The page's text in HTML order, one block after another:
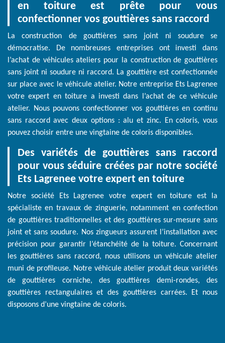
en toiture est prête pour vous
confectionner vos gouttières sans raccord
La construction de gouttières sans joint ni soudure se
démocratise. De nombreuses entreprises ont investi dans
l’achat de véhicules ateliers pour la construction de gouttières
sans joint ni soudure ni raccord. La gouttière est confectionnée
sur place avec le véhicule atelier. Notre entreprise Ets Lagrenee
votre expert en toiture a investi dans l’achat de ce véhicule
atelier. Nous pouvons confectionner vos gouttières en continu
sans raccord avec deux options : alu et zinc. En coloris, vous
pouvez choisir entre une vingtaine de coloris disponibles.
Des variétés de gouttières sans raccord
pour vous séduire créées par notre société
Ets Lagrenee votre expert en toiture
Notre société Ets Lagrenee votre expert en toiture est la
spécialiste en travaux de zinguerie, notamment en confection
de gouttières traditionnelles et des gouttières sur-mesure sans
joint et sans soudure. Nos zingueurs assurent l’installation avec
précision pour garantir l’étanchéité de la toiture. Concernant
les gouttières sans raccord, nous utilisons un véhicule atelier
muni de profileuse. Notre véhicule atelier produit deux variétés
de gouttières corniche, des gouttières demi-rondes, des
gouttières rectangulaires et des gouttières carrées. Et nous
disposons d’une vingtaine de coloris.